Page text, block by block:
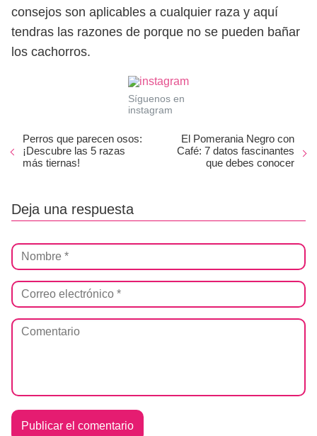
consejos son aplicables a cualquier raza y aquí
tendras las razones de porque no se pueden bañar
los cachorros.
Síguenos en
instagram
Perros que parecen osos:
¡Descubre las 5 razas
más tiernas!
El Pomerania Negro con
Café: 7 datos fascinantes
que debes conocer
Deja una respuesta